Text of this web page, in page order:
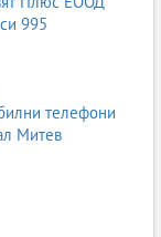
и дома.
995
телефони
Митев